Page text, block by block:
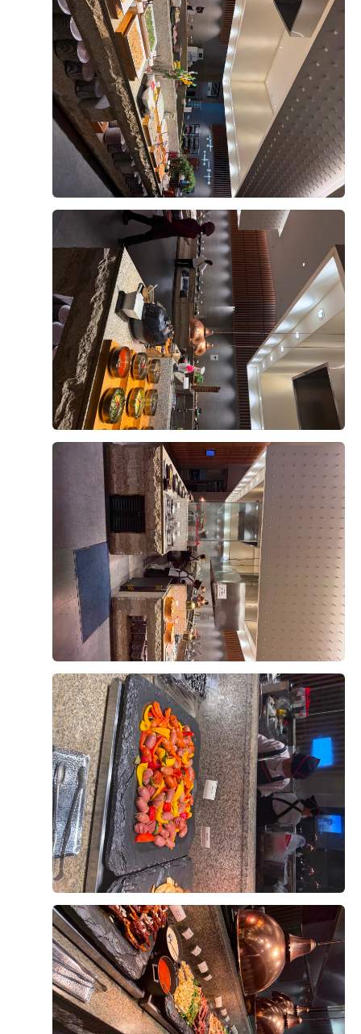
었는데요그전예식장들은아쉬운점이한가지씩있었어요하
지만웨딩그룹위더스영등포점은들어서자마자만족했던점
은엘레베이터가많았던점입니다결혼식장가면간혹엘레베
이터는적고사람은많아서엘레베이터기다리는시간도길었
는데여기는엘레베이터가많기때문에기다릴걱정이없겠다
라고생각했어요그리고사진에서보다시피층고가엄청높아
요그래서그런가엘레베이터내리자마자답답하지않고탁트
여보였답니다그리고어두운조명에맞는꽃장식과커튼뒤로
신부입장을할수있어서더욱더돋보이고특별하게신부입장
을할수있어요홀내부뿐만아니라하객분들이기다리시는로
지이유들로웨딩그룹위더스영등포점을선택하게되었고상
담해주셨던분도너무친절하게저희한테맞춰서잘상담해주
셨어요그리고예식준비는오래전부터준비하기때문에일정
이헷갈리고까먹을때도있는데까먹지않게문자까지넣어주
시니준비할때도든든하게준비할수있었어요제후기보시고
예식장선택할때도움이되었으면좋겠네요
더 보기
+8
후기가 도움이 되었나요?
이용주, 김미혜 2026-08-09 9명 읽음
결혼 준비 시작한 지가 엊그제 같은데,
벌써 시식 날이 다가왔지 뭐예요!
예식 1개월 전쯤 되니까 웨딩홀에서
시식 일정 안내 문자가 딱 오더라고요
카톡으로는 예약이 안된다고 해서
전화로 총 6명 예약했구요
(양가부모님/예비부부(지인)/신랑/신부)
시간은 정해져 있더라구요
해당 날짜 오전 10시 30분 첫 타임만 가능
다른 선택지가 없어서
시간 조정을 안해도 되니 오히려 좋았습니다.
도착하면 직원분께서 안내 도와주시고,
앞에 두분께서 식권 받아주십니다.
아직 사람이 없는 시간이라
한산하고 넓어보여요
입구쪽에는 맥주와 와인이 배치 되어있는데
무제한 제공이랍니다!
마음 편하게 드실 수 있어서 좋았어요!
자, 이제 가장 중요한 건 역시 음식 맛이겠죠?
디저트 코너
입장하면 바로 보이는 디저트 코너에요.
투어 때 '저희 디저트 맛집이에요~' 하고
자부심뿜뿜 하셨는데,
직접 와서 보니 왜 그렇게 말씀하셨는지
바로 알겠더라고요!
디저트 코너에 알록달록하게 세팅된
케이크랑 타르트를 보는데
너무 먹음직스러워서 밥 먹기도 전에
더 보기
+8
후기가 도움이 되었나요? 0
전유섭, 이하나 2026-08-09 5명 읽음
오늘 양가 부모님을 모시고 영등포 위더스웨딩홀 시식에
다녀왔습니다. 결혼식을 앞두고 가장 궁금했던 부분 중
하나가 음식이었는데, 직접 시식해 보니 왜 많은 분들이
추천하는지 알 수 있었습니다. 연회장은 넓고 쾌적했으며
테이블 간격도 여유로워 편안한 분위기에서 식사를 즐길
수 있었습니다. 직원분들께서도 친절하게 안내해 주셔서
처음 방문한 부모님들께서도 불편함 없이 이용하실 수 있
었습니다.
음식은 한식, 중식, 양식 등 다양한 메뉴가 준비되어 있었
고 회, 초밥, 해산물, 샐러드, 즉석요리, 양갈비와 같은 인
기 메뉴들도 퀄리티가 좋았습니다. 특히 회와 초밥은 신
선도가 좋았고, 양갈비는 잡내 없이 부드러워 인상적이었
습니다. 샐러드와 과일 코너도 신선하게 관리되고 있었으
며 디저트 종류도 다양해 식사 후 마무리까지 만족스러웠
습니다.
더 보기
+8
후기가 도움이 되었나요?